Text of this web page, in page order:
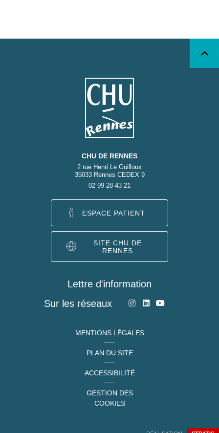
CHU DE RENNES
2 rue Henri Le Guilloux
35033 Rennes CEDEX 9
02 99 28 43 21
ESPACE PATIENT
SITE CHU DE
RENNES
Lettre d'information
Sur les réseaux
MENTIONS LÉGALES
PLAN DU SITE
ACCESSIBILITÉ
GESTION DES
COOKIES